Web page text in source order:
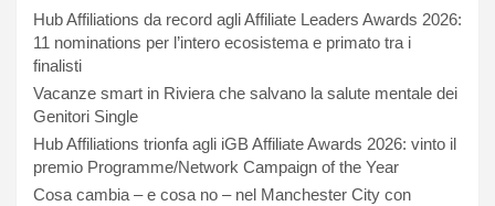
Hub Affiliations da record agli Affiliate Leaders Awards 2026:
11 nominations per l’intero ecosistema e primato tra i
finalisti
Vacanze smart in Riviera che salvano la salute mentale dei
Genitori Single
Hub Affiliations trionfa agli iGB Affiliate Awards 2026: vinto il
premio Programme/Network Campaign of the Year
Cosa cambia – e cosa no – nel Manchester City con